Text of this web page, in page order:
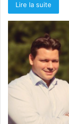
Lire la suite